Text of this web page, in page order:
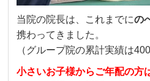
当院の院長は、これまでにの
携わってきました。
（グループ院の累計実績は
小さいお子様からご年配の方